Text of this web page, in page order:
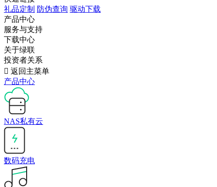
礼品定制 防伪查询 驱动下载
产品中心
服务与支持
下载中心
关于绿联
投资者关系
 返回主菜单
产品中心
NAS私有云
数码充电